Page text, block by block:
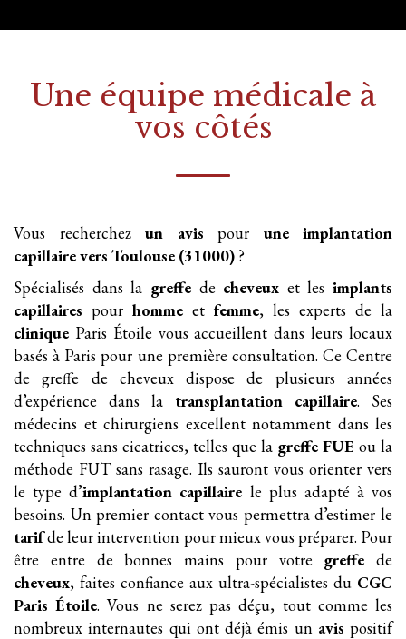
Une équipe médicale à
vos côtés
Vous recherchez un avis pour une implantation
capillairevers Toulouse (31000) ?
Spécialisés dans la greffede cheveux et les implants
capillaires pour homme et femme, les experts de la
clinique Paris Étoile vous accueillent dans leurs locaux
basés à Paris pour une première consultation. Ce Centre
de greffe de cheveux dispose de plusieurs années
d’expérience dans la transplantation capillaire. Ses
médecins et chirurgiens excellent notamment dans les
techniques sans cicatrices, telles que la greffe FUE ou la
méthode FUT sans rasage. Ils sauront vous orienter vers
le type d’implantation capillaire le plus adapté à vos
besoins. Un premier contact vous permettra d’estimer le
tarifde leur intervention pour mieux vous préparer. Pour
être entre de bonnes mains pour votre greffe de
cheveux, faites confiance aux ultra-spécialistes du CGC
Paris Étoile. Vous ne serez pas déçu, tout comme les
nombreux internautes qui ont déjà émis un avis positif